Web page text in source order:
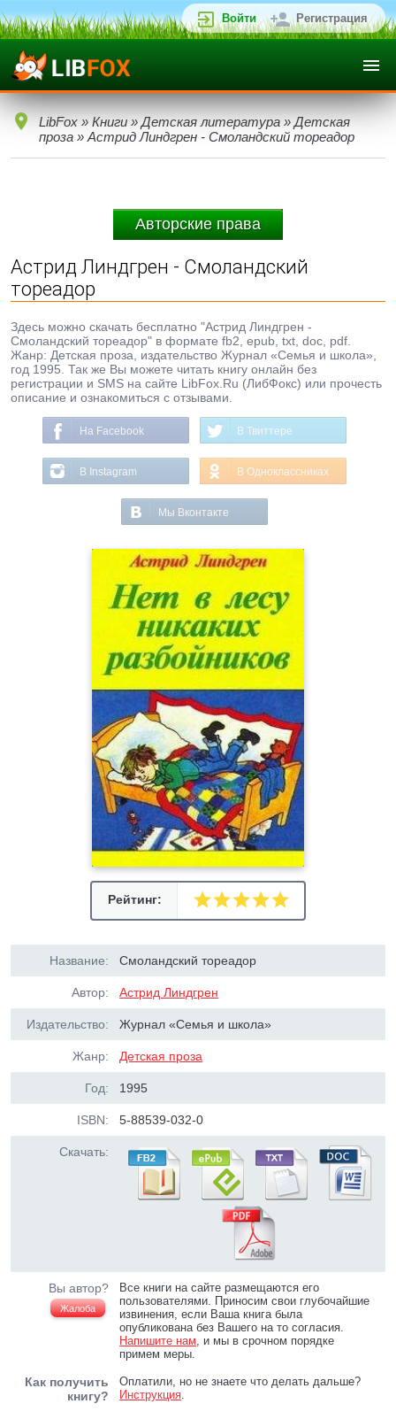
Войти Регистрация
LibFox » Книги » Детская литература » Детская
проза » Астрид Линдгрен - Смоландский тореадор
Авторские права
Астрид Линдгрен - Смоландский
тореадор
Здесь можно скачать бесплатно "Астрид Линдгрен -
Смоландский тореадор" в формате fb2, epub, txt, doc, pdf.
Жанр: Детская проза, издательство Журнал «Семья и школа»,
год 1995. Так же Вы можете читать книгу онлайн без
регистрации и SMS на сайте LibFox.Ru (ЛибФокс) или прочесть
описание и ознакомиться с отзывами.
На Facebook В Твиттере
В Instagram В Одноклассниках
Мы Вконтакте
Рейтинг:
Название: Смоландский тореадор
Автор: Астрид Линдгрен
Издательство: Журнал «Семья и школа»
Жанр: Детская проза
Год: 1995
ISBN: 5-88539-032-0
Скачать:
Вы автор?
Жалоба
Все книги на сайте размещаются его
пользователями. Приносим свои глубочайшие
извинения, если Ваша книга была
опубликована без Вашего на то согласия.
Напишите нам, и мы в срочном порядке
примем меры.
Как получить
книгу?
Оплатили, но не знаете что делать дальше?
Инструкция.